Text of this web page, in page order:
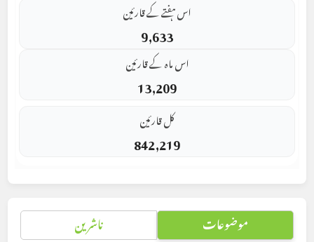
اس ہفتے کے قارئین
9,633
اس ماہ کے قارئین
13,209
کل قارئین
842,219
موضوعات ناشرین